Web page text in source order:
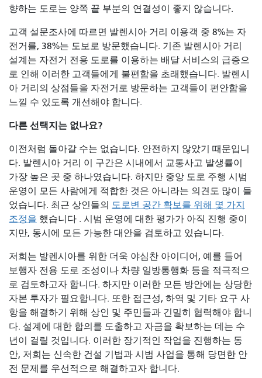
향하는 도로는 양쪽 끝 부분의 연결성이 좋지 않습니다.
고객 설문조사에 따르면 발렌시아 거리 이용객 중 8%는 자
전거를, 38%는 도보로 방문했습니다. 기존 발렌시아 거리
설계는 자전거 전용 도로를 이용하는 배달 서비스의 급증으
로 인해 이러한 고객들에게 불편함을 초래했습니다. 발렌시
아 거리의 상점들을 자전거로 방문하는 고객들이 편안함을
느낄 수 있도록 개선해야 합니다.
다른 선택지는 없나요?
이전처럼 돌아갈 수는 없습니다. 안전하지 않았기 때문입니
다. 발렌시아 거리 이 구간은 시내에서 교통사고 발생률이
가장 높은 곳 중 하나였습니다. 하지만 중앙 도로 주행 시범
운영이 모든 사람에게 적합한 것은 아니라는 의견도 많이 들
었습니다. 최근 상인들의 도로변 공간 확보를 위해 몇 가지
조정을 했습니다 . 시범 운영에 대한 평가가 아직 진행 중이
지만, 동시에 모든 가능한 대안을 검토하고 있습니다.
저희는 발렌시아를 위한 더욱 야심찬 아이디어, 예를 들어
보행자 전용 도로 조성이나 차량 일방통행화 등을 적극적으
로 검토하고자 합니다. 하지만 이러한 모든 방안에는 상당한
자본 투자가 필요합니다. 또한 접근성, 하역 및 기타 요구 사
항을 해결하기 위해 상인 및 주민들과 긴밀히 협력해야 합니
다. 설계에 대한 합의를 도출하고 자금을 확보하는 데는 수
년이 걸릴 것입니다. 이러한 장기적인 작업을 진행하는 동
안, 저희는 신속한 건설 기법과 시범 사업을 통해 당면한 안
전 문제를 우선적으로 해결하고자 합니다.